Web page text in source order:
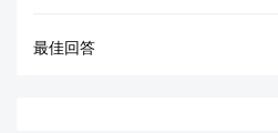
最佳回答